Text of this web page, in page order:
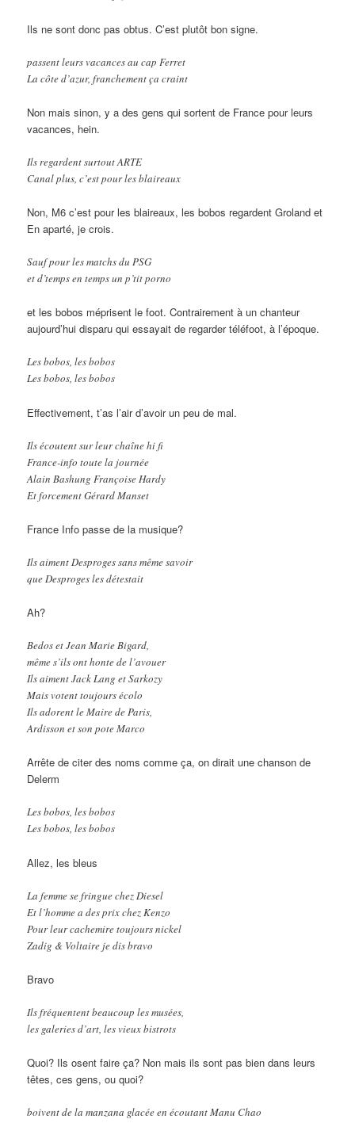
Ils ne sont donc pas obtus. C’est plutôt bon signe.
passent leurs vacances au cap Ferret
La côte d’azur, franchement ça craint
Non mais sinon, y a des gens qui sortent de France pour leurs
vacances, hein.
Ils regardent surtout ARTE
Canal plus, c’est pour les blaireaux
Non, M6 c’est pour les blaireaux, les bobos regardent Groland et
En aparté, je crois.
Sauf pour les matchs du PSG
et d’temps en temps un p’tit porno
et les bobos méprisent le foot. Contrairement à un chanteur
aujourd’hui disparu qui essayait de regarder téléfoot, à l’époque.
Les bobos, les bobos
Les bobos, les bobos
Effectivement, t’as l’air d’avoir un peu de mal.
Ils écoutent sur leur chaîne hi fi
France-info toute la journée
Alain Bashung Françoise Hardy
Et forcement Gérard Manset
France Info passe de la musique?
Ils aiment Desproges sans même savoir
que Desproges les détestait
Ah?
Bedos et Jean Marie Bigard,
même s’ils ont honte de l’avouer
Ils aiment Jack Lang et Sarkozy
Mais votent toujours écolo
Ils adorent le Maire de Paris,
Ardisson et son pote Marco
Arrête de citer des noms comme ça, on dirait une chanson de
Delerm
Les bobos, les bobos
Les bobos, les bobos
Allez, les bleus
La femme se fringue chez Diesel
Et l’homme a des prix chez Kenzo
Pour leur cachemire toujours nickel
Zadig & Voltaire je dis bravo
Bravo
Ils fréquentent beaucoup les musées,
les galeries d’art, les vieux bistrots
Quoi? Ils osent faire ça? Non mais ils sont pas bien dans leurs
têtes, ces gens, ou quoi?
boivent de la manzana glacée en écoutant Manu Chao